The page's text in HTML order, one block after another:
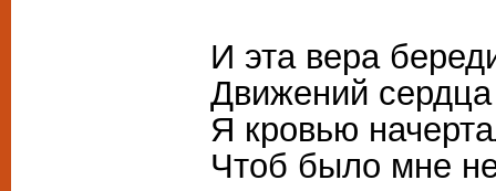
И эта вера
Движений
Я кровью
Чтоб было мне